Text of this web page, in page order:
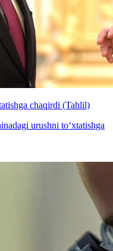
chaqirdi (Tahlil)
urushni to‘xtatishga